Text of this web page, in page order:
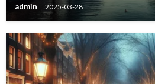
admin 2025-03-28